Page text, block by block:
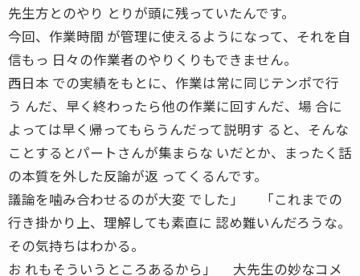
先生方とのやり とりが頭に残っていたんです。
今回、作業時間 が管理に使えるようになって、それを自
信もっ 日々の作業者のやりくりもできません。
西日本 での実績をもとに、作業は常に同じテンポで行
う んだ、早く終わったら他の作業に回すんだ、場 合に
よっては早く帰ってもらうんだって説明す ると、そんな
ことするとパートさんが集まらな いだとか、まったく話
の本質を外した反論が返 ってくるんです。
議論を噛み合わせるのが大変 でした」 「これまでの
行き掛かり上、理解しても素直に 認め難いんだろうな。
その気持ちはわかる。
お れもそういうところあるから」 大先生の妙なコメ